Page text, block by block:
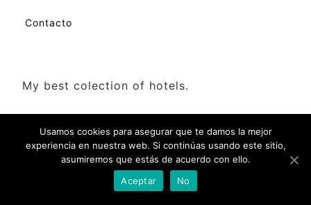
Contacto
My best colection of hotels.
Usamos cookies para asegurar que te damos la mejor
experiencia en nuestra web. Si continúas usando este sitio,
asumiremos que estás de acuerdo con ello.
Aceptar
No
Check Availability(Disponibilidad)